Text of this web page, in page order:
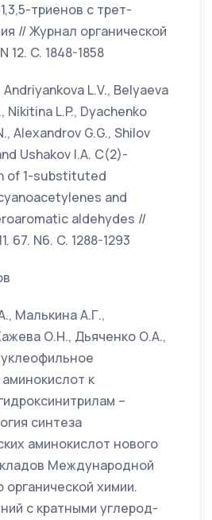
триенов с трет-
// Журнал органической
12. C. 1848-1858
L.V., Belyaeva
Nikitina L.P., Dyachenko
Alexandrov G.G., Shilov
Ushakov I.A. C(2)-
of 1-substituted
and
aldehydes //
67. N6. C. 1288-1293
Малькина А.Г.,
О.Н., Дьяченко О.А.,
к
–
синтеза
аминокислот нового
Международной
химии.
с кратными углерод-